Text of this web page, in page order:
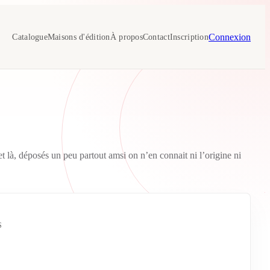
CatalogueMaisons d'édition À proposContactInscriptionConnexion
là, déposés un peu partout amsi on n’en connait ni l’origine ni